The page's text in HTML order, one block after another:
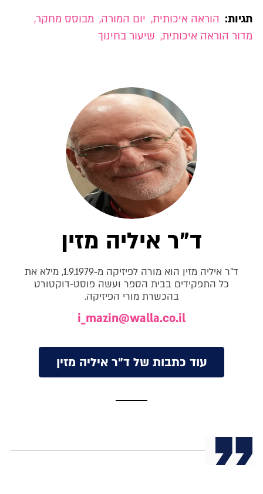
תגיות: הוראה איכותית, יום המורה, מבוסס מחקר,
מדור הוראה איכותית, שיעור בחינוך
ד"ר איליה מזין
ד"ר איליה מזין הוא מורה לפיזיקה מ-1.9.1979, מילא את
כל התפקידים בבית הספר ועשה פוסט-דוקטורט
בהכשרת מורי הפיזיקה.
i_mazin@walla.co.il
עוד כתבות של ד"ר איליה מזין